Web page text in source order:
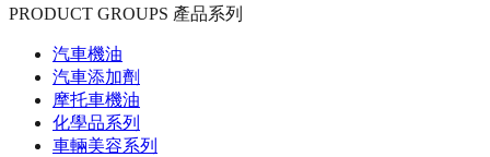
PRODUCT GROUPS 產品系列
汽車機油
汽車添加劑
摩托車機油
化學品系列
車輛美容系列